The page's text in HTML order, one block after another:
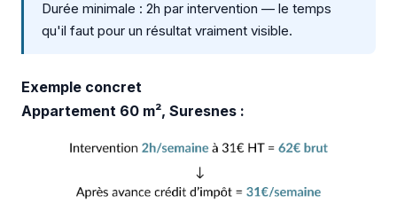
Durée minimale : 2h par intervention — le temps
qu'il faut pour un résultat vraiment visible.
Exemple concret
Appartement 60 m², Suresnes :